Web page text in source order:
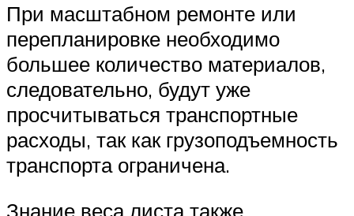
При масштабном ремонте или
перепланировке необходимо
большее количество материалов,
следовательно, будут уже
просчитываться транспортные
расходы, так как грузоподъемность
транспорта ограничена.
Знание веса листа также